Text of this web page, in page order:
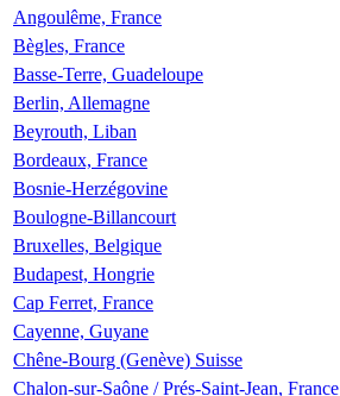
Angoulême, France
Bègles, France
Basse-Terre, Guadeloupe
Berlin, Allemagne
Beyrouth, Liban
Bordeaux, France
Bosnie-Herzégovine
Boulogne-Billancourt
Bruxelles, Belgique
Budapest, Hongrie
Cap Ferret, France
Cayenne, Guyane
Chêne-Bourg (Genève) Suisse
Chalon-sur-Saône / Prés-Saint-Jean, France